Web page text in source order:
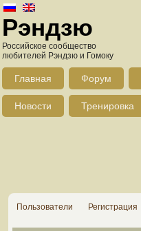
Рэндзю
Российское сообщество
любителей Рэндзю и Гомоку
Главная Форум
Новости Тренировка
Пользователи Регистрация